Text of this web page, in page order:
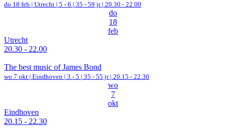
do 18 feb | Utrecht | 5 - 6 | 35 - 59 jr | 20.30 - 22.00
do
18
feb
Utrecht
20.30 - 22.00
The best music of James Bond
wo 7 okt | Eindhoven | 3 - 5 | 35 - 55 jr | 20.15 - 22.30
wo
7
okt
Eindhoven
20.15 - 22.30